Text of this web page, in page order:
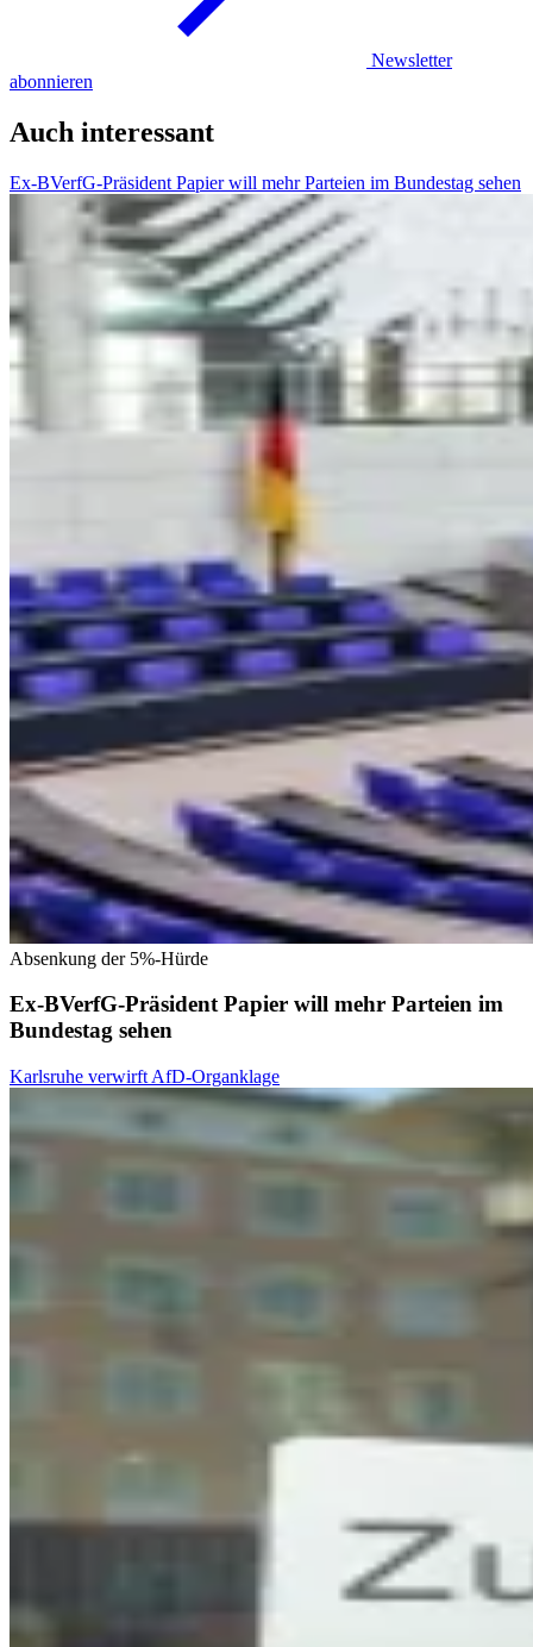
Newsletter
abonnieren
Auch interessant
Ex-BVerfG-Präsident Papier will mehr Parteien im Bundestag sehen
Absenkung der 5%-Hürde
Ex-BVerfG-Präsident Papier will mehr Parteien im
Bundestag sehen
Karlsruhe verwirft AfD-Organklage